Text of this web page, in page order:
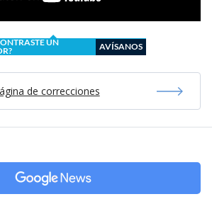
UN
AVÍSANOS
de correcciones